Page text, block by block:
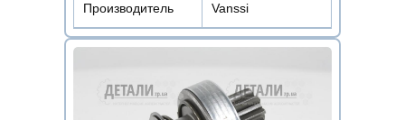
Производитель Vanssi